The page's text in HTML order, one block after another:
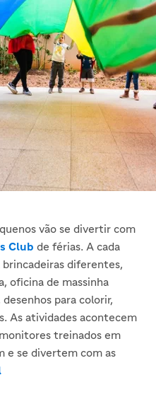
vão se divertir com
Club de férias. A cada
brincadeiras diferentes,
oficina de massinha
para colorir,
As atividades acontecem
treinados em
e se divertem com as